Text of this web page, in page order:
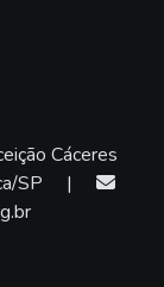
Cáceres
SP
|